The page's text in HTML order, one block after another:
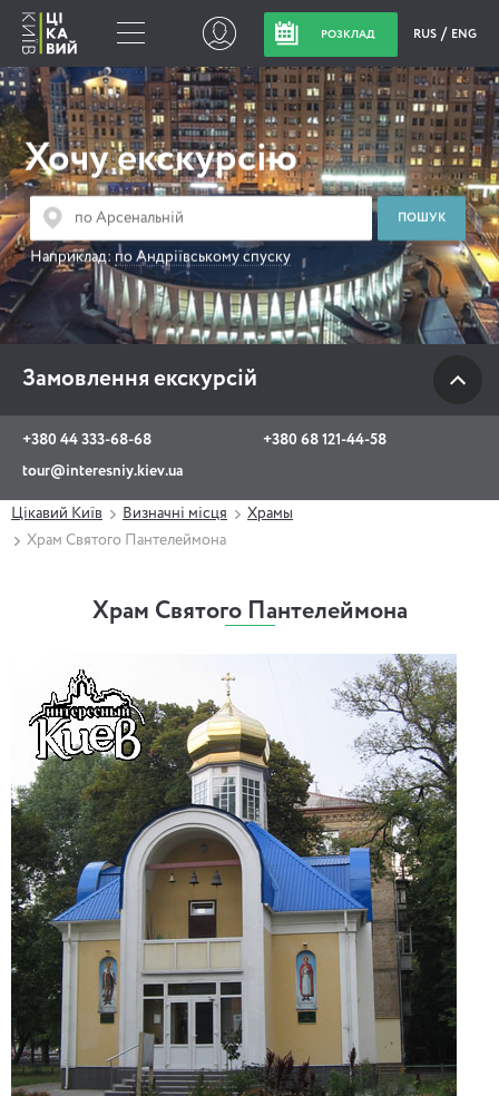
РОЗКЛАД RUS ENG
Хочу екскурсію
Наприклад: по Андріївському спуску
Замовлення екскурсій
+380 44 333-68-68
+380 68 121-44-58
tour@interesniy.kiev.ua
Замовлення
екскурсій
+380 44 333-68-68
+380 68 121-44-58
tour@interesniy.kiev.ua
з 10.00 до 19:30 щоденно
Viber WhatsApp
Цікавий Київ Визначні місця
Храмы
Храм Святого Пантелеймона
Храм Святого Пантелеймона